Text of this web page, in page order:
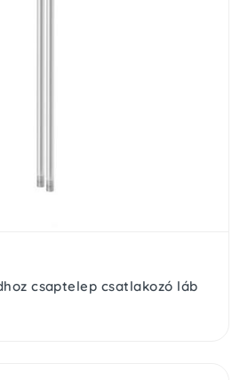
csaptelep csatlakozó láb